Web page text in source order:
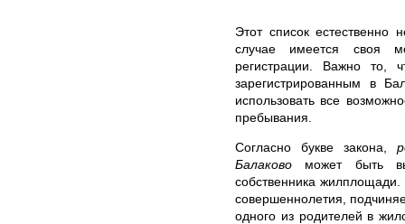
Этот список естественно
случае имеется своя
регистрации. Важно то,
зарегистрированным в
использовать все
пребывания.
Согласно букве закона,
Балаково может быть
собственника
совершеннолетия,
одного из родителей в